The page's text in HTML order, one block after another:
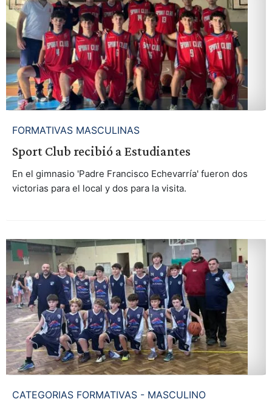
FORMATIVAS MASCULINAS
Sport Club recibió a Estudiantes
En el gimnasio 'Padre Francisco Echevarría' fueron dos
victorias para el local y dos para la visita.
CATEGORIAS FORMATIVAS - MASCULINO